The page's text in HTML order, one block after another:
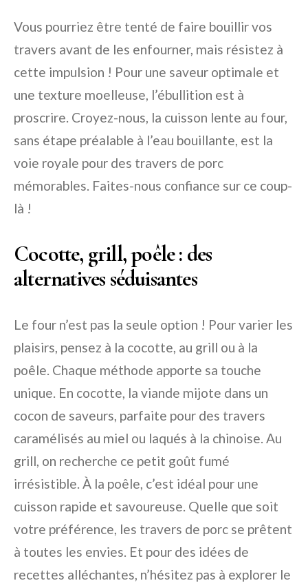
Vous pourriez être tenté de faire bouillir vos
travers avant de les enfourner, mais résistez à
cette impulsion ! Pour une saveur optimale et
une texture moelleuse, l’ébullition est à
proscrire. Croyez-nous, la cuisson lente au four,
sans étape préalable à l’eau bouillante, est la
voie royale pour des travers de porc
mémorables. Faites-nous confiance sur ce coup-
là !
Cocotte, grill, poêle : des
alternatives séduisantes
Le four n’est pas la seule option ! Pour varier les
plaisirs, pensez à la cocotte, au grill ou à la
poêle. Chaque méthode apporte sa touche
unique. En cocotte, la viande mijote dans un
cocon de saveurs, parfaite pour des travers
caramélisés au miel ou laqués à la chinoise. Au
grill, on recherche ce petit goût fumé
irrésistible. À la poêle, c’est idéal pour une
cuisson rapide et savoureuse. Quelle que soit
votre préférence, les travers de porc se prêtent
à toutes les envies. Et pour des idées de
recettes alléchantes, n’hésitez pas à explorer le